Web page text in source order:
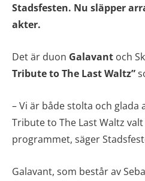
Stadsfesten. Nu släpper
akter.
Det är duon Galavant och
Tribute to The Last Waltz”
– Vi är både stolta och
Tribute to The Last Waltz
programmet, säger
Galavant, som består av